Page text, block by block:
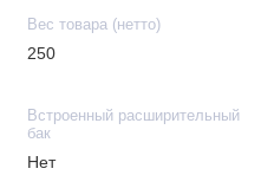
Вес товара (нетто)
250
Встроенный расширительный
бак
Нет